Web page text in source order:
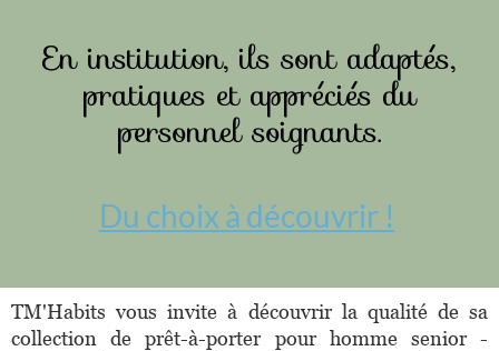
En institution, ils sont adaptés,
pratiques et appréciés du
personnel soignants.
Du choix à découvrir !
TM'Habits vous invite à découvrir la qualité de sa
collection de prêt-à-porter pour homme senior -